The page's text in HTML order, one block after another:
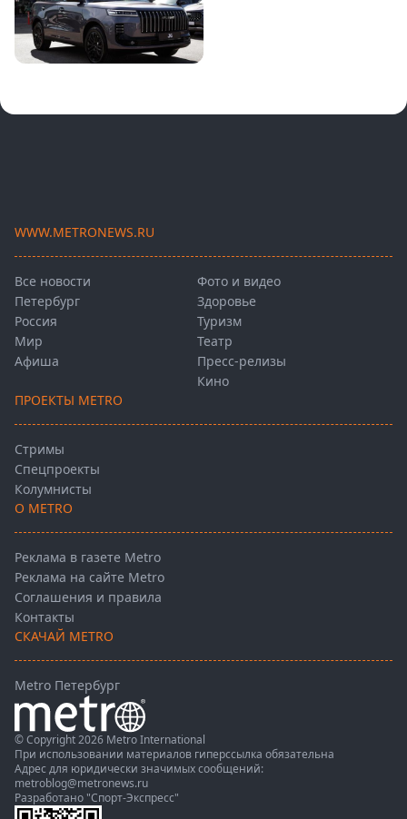
WWW.METRONEWS.RU
Все новости
Петербург
Россия
Мир
Афиша
Фото и видео
Здоровье
Туризм
Театр
Пресс-релизы
Кино
ПРОЕКТЫ METRO
Стримы
Спецпроекты
Колумнисты
О METRO
Реклама в газете Metro
Реклама на сайте Metro
Соглашения и правила
Контакты
СКАЧАЙ METRO
Metro Петербург
© Copyright 2026 Metro International
При использовании материалов гиперссылка обязательна
Адрес для юридически значимых сообщений:
metroblog@metronews.ru
Разработано "Спорт-Экспресс"